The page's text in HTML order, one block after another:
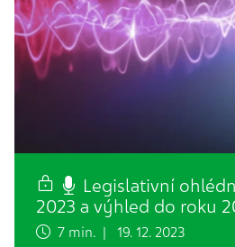
Legislativní
2023 a výhled do roku
7 min. | 19. 12. 2023